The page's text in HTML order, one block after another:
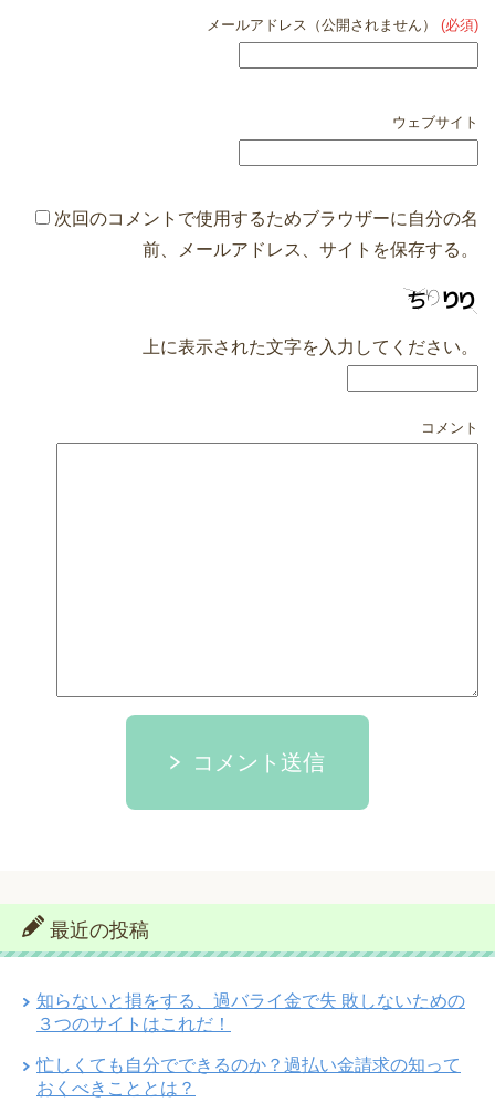
メールアドレス（公開されません） (必須)
ウェブサイト
次回のコメントで使用するためブラウザーに自分の名
前、メールアドレス、サイトを保存する。
上に表示された文字を入力してください。
コメント
コメント送信
最近の投稿
知らないと損をする、過バライ金で失 敗しないための
３つのサイトはこれだ！
忙しくても自分でできるのか？過払い金請求の知って
おくべきこととは？